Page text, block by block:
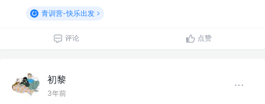
青训营-快乐出发
评论 点赞
初黎
3年前